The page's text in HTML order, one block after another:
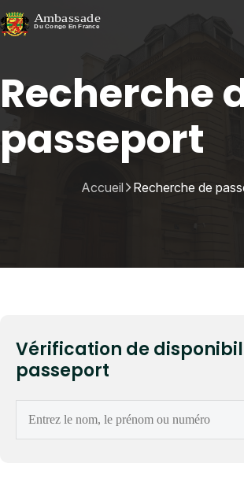
Recherche
passeport
Accueil Recherche de
Vérification de
passeport
blog